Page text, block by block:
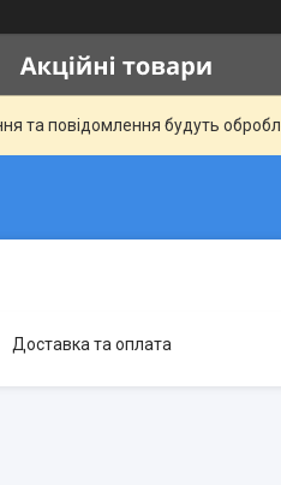
та повідомлення будуть
Доставка та оплата